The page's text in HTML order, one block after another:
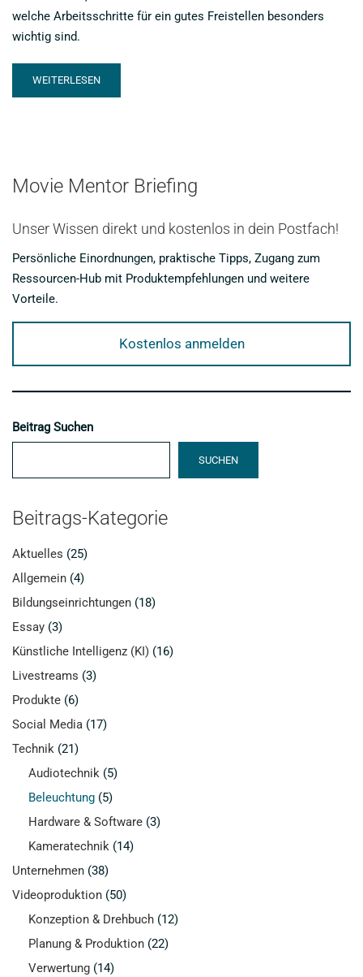
welche Arbeitsschritte für ein gutes Freistellen besonders
wichtig sind.
READ
MORE
GREENSCREEN?
AUFBAU,
KAMERA
SOFTWARE
WEITERLESEN
Movie Mentor Briefing
Unser Wissen direkt und kostenlos in dein Postfach!
Persönliche Einordnungen, praktische Tipps, Zugang zum
Ressourcen-Hub mit Produktempfehlungen und weitere
Vorteile.
Kostenlos anmelden
Beitrag Suchen
SUCHEN
Beitrags-Kategorie
Aktuelles (25)
Allgemein (4)
Bildungseinrichtungen (18)
Essay (3)
Künstliche Intelligenz (KI) (16)
Livestreams (3)
Produkte (6)
Social Media (17)
Technik (21)
Audiotechnik (5)
Beleuchtung (5)
Hardware & Software (3)
Kameratechnik (14)
Unternehmen (38)
Videoproduktion (50)
Konzeption & Drehbuch (12)
Planung & Produktion (22)
Verwertung (14)